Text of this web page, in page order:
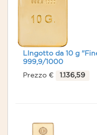
LIngotto da 10 g
999,9/1000
Prezzo €
1.136,59